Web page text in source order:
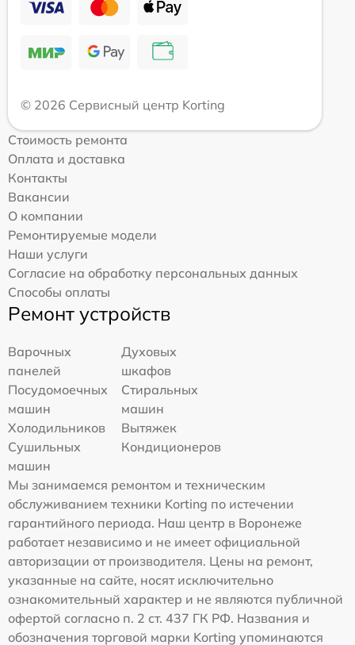
© 2026 Сервисный центр Korting
Стоимость ремонта
Оплата и доставка
Контакты
Вакансии
О компании
Ремонтируемые модели
Наши услуги
Согласие на обработку персональных данных
Способы оплаты
Ремонт устройств
Варочных
панелей
Духовых
шкафов
Посудомоечных
машин
Стиральных
машин
Холодильников
Вытяжек
Сушильных
машин
Кондиционеров
Мы занимаемся ремонтом и техническим
обслуживанием техники Korting по истечении
гарантийного периода. Наш центр в Воронеже
работает независимо и не имеет официальной
авторизации от производителя. Цены на ремонт,
указанные на сайте, носят исключительно
ознакомительный характер и не являются публичной
офертой согласно п. 2 ст. 437 ГК РФ. Названия и
обозначения торговой марки Korting упоминаются